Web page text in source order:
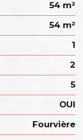
54 m²
54 m²
1
2
5
OUI
Fourvière